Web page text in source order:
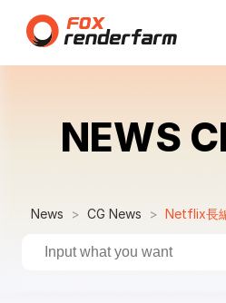
NEWS
News CG News Netflix長編アニメ『